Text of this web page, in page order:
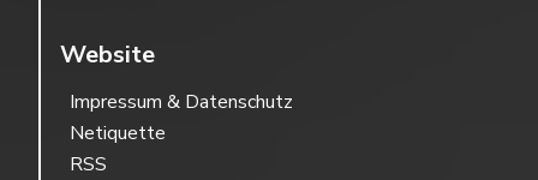
Website
Impressum & Datenschutz
Netiquette
RSS